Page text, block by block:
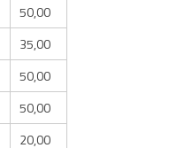
50,00
35,00
50,00
50,00
20,00